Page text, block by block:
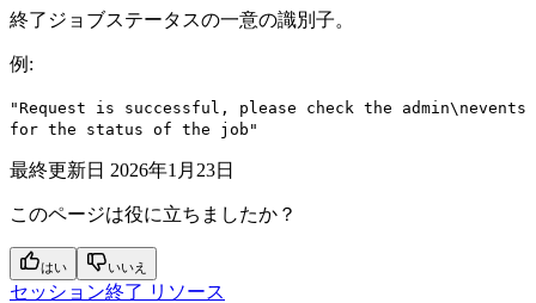
終了ジョブステータスの一意の識別子。
例 :
"Request is successful, please check the admin\nevents
for the status of the job"
最終更新日 2026年1月23日
このページは役に立ちましたか？
はい いいえ
セッション終了 リソース